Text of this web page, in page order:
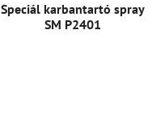
Speciál karbantartó spray
SM P2401